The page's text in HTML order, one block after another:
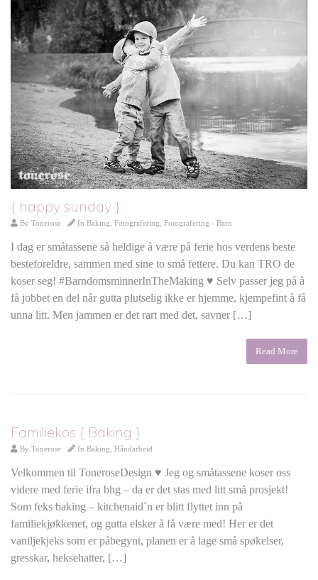
{ happy sunday }
By Tonerose In Baking Fotografering Fotografering - Barn
I dag er småtassene så heldige å være på ferie hos verdens beste
besteforeldre, sammen med sine to små fettere. Du kan TRO de
koser seg! #BarndomsminnerInTheMaking ♥ Selv passer jeg på å
få jobbet en del når gutta plutselig ikke er hjemme, kjempefint å få
unna litt. Men jammen er det rart med det, savner […]
Read More
Familiekos { Baking }
By Tonerose In Baking Håndarbeid
Velkommen til ToneroseDesign ♥ Jeg og småtassene koser oss
videre med ferie ifra bhg – da er det stas med litt små prosjekt!
Som feks baking – kitchenaid´n er blitt flyttet inn på
familiekjøkkenet, og gutta elsker å få være med! Her er det
vaniljekjeks som er påbegynt, planen er å lage små spøkelser,
gresskar, heksehatter, […]